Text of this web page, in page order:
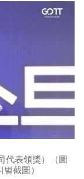
代表領獎）（圖
截圖）